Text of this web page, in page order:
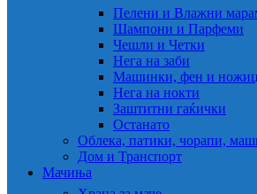
Пелени и Влажни
Шампони и Парфеми
Чешли и Четки
Нега на заби
Машинки, фен и
Нега на нокти
Заштитни гаќички
Останато
Облека, патики, чорапи,
Дом и Транспорт
Мачиња